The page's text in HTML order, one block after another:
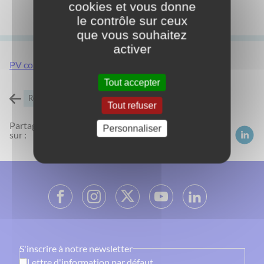
PV conseil municipal du 16.12.2021
Retour à l'accueil
Partagez
sur :
S'inscrire à notre newsletter
cookies et vous donne
le contrôle sur ceux
que vous souhaitez
activer
Tout accepter
Tout refuser
Personnaliser